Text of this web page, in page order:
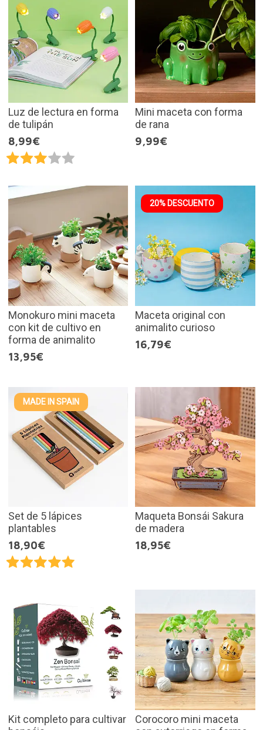
Luz de lectura en forma
de tulipán
8,99€
Mini maceta con forma
de rana
9,99€
Monokuro mini maceta
con kit de cultivo en
forma de animalito
13,95€
20% DESCUENTO
Maceta original con
animalito curioso
16,79€
MADE IN SPAIN
Set de 5 lápices
plantables
18,90€
Maqueta Bonsái Sakura
de madera
18,95€
Kit completo para cultivar
Corocoro mini maceta